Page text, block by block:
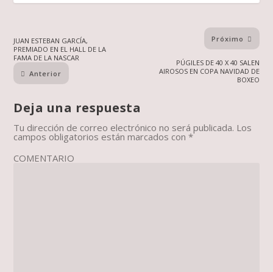
JUAN ESTEBAN GARCÍA,
PREMIADO EN EL HALL DE LA
FAMA DE LA NASCAR
Anterior
Próximo
PÚGILES DE 40 X 40 SALEN
AIROSOS EN COPA NAVIDAD DE
BOXEO
Deja una respuesta
Tu dirección de correo electrónico no será publicada. Los
campos obligatorios están marcados con*
COMENTARIO